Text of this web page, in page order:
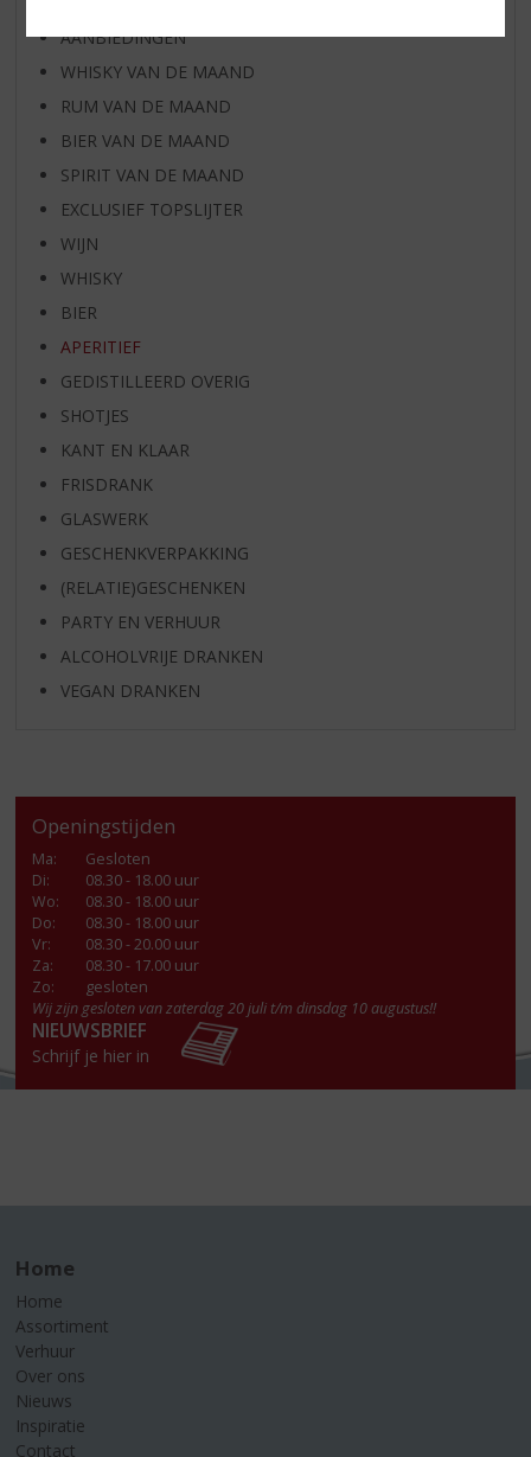
AANBIEDINGEN
WHISKY VAN DE MAAND
RUM VAN DE MAAND
BIER VAN DE MAAND
SPIRIT VAN DE MAAND
EXCLUSIEF TOPSLIJTER
WIJN
WHISKY
BIER
APERITIEF
GEDISTILLEERD OVERIG
SHOTJES
KANT EN KLAAR
FRISDRANK
GLASWERK
GESCHENKVERPAKKING
(RELATIE)GESCHENKEN
PARTY EN VERHUUR
ALCOHOLVRIJE DRANKEN
VEGAN DRANKEN
Openingstijden
Ma:
Gesloten
Di:
08.30 - 18.00 uur
Wo:
08.30 - 18.00 uur
Do:
08.30 - 18.00 uur
Vr:
08.30 - 20.00 uur
Za:
08.30 - 17.00 uur
Zo:
gesloten
Wij zijn gesloten van zaterdag 20 juli t/m dinsdag 10 augustus!!
NIEUWSBRIEF
Schrijf je hier in
Home
Home
Assortiment
Verhuur
Over ons
Nieuws
Inspiratie
Contact